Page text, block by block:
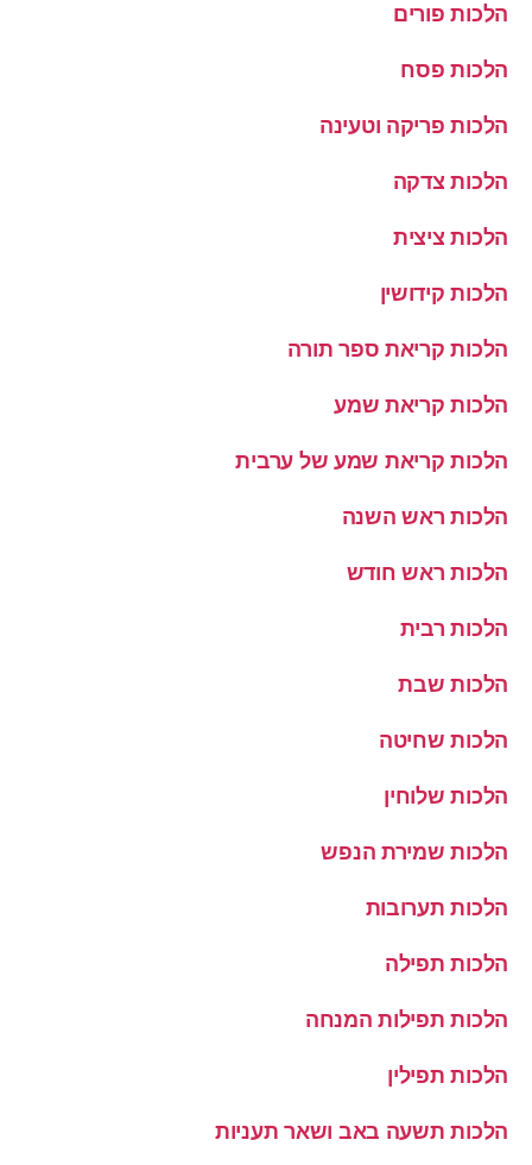
הלכות פורים
הלכות פסח
הלכות פריקה וטעינה
הלכות צדקה
הלכות ציצית
הלכות קידושין
הלכות קריאת ספר תורה
הלכות קריאת שמע
הלכות קריאת שמע של ערבית
הלכות ראש השנה
הלכות ראש חודש
הלכות רבית
הלכות שבת
הלכות שחיטה
הלכות שלוחין
הלכות שמירת הנפש
הלכות תערובות
הלכות תפילה
הלכות תפילות המנחה
הלכות תפילין
הלכות תשעה באב ושאר תעניות